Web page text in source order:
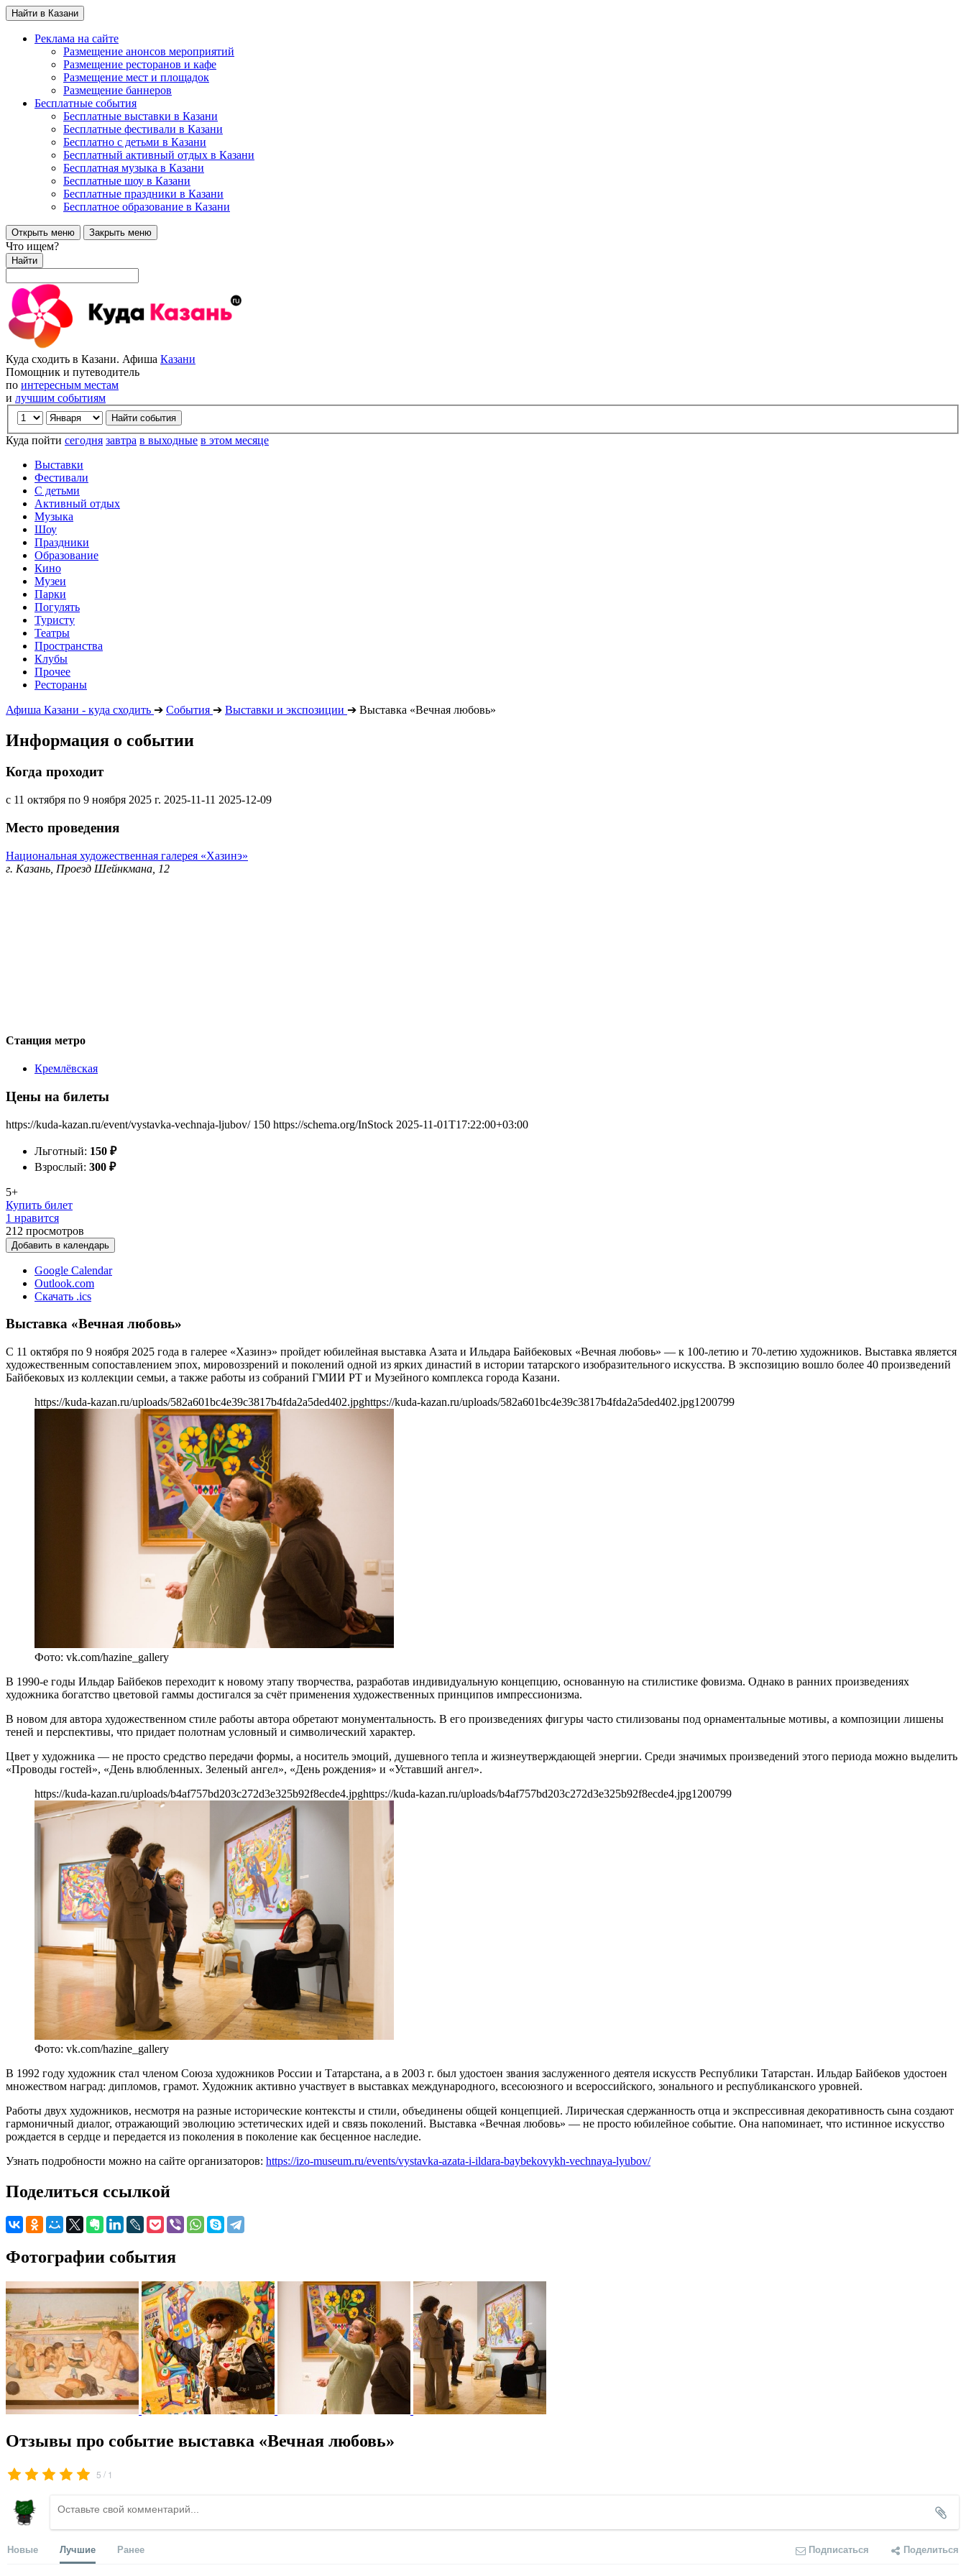
Найти в Казани
Реклама на сайте
Размещение анонсов мероприятий
Размещение ресторанов и кафе
Размещение мест и площадок
Размещение баннеров
Бесплатные события
Бесплатные выставки в Казани
Бесплатные фестивали в Казани
Бесплатно с детьми в Казани
Бесплатный активный отдых в Казани
Бесплатная музыка в Казани
Бесплатные шоу в Казани
Бесплатные праздники в Казани
Бесплатное образование в Казани
Открыть меню Закрыть меню
Что ищем?
Найти
Куда сходить в Казани. Афиша Казани
Помощник и путеводитель
по интересным местам
и лучшим событиям
Куда пойти сегодня завтра в выходные в этом месяце
Выставки
Фестивали
С детьми
Активный отдых
Музыка
Шоу
Праздники
Образование
Кино
Музеи
Парки
Погулять
Туристу
Театры
Пространства
Клубы
Прочее
Рестораны
Афиша Казани - куда сходить ➔ События ➔ Выставки и экспозиции ➔ Выставка «Вечная любовь»
Информация о событии
Когда проходит
с 11 октября по 9 ноября 2025 г. 2025-11-11 2025-12-09
Место проведения
Национальная художественная галерея «Хазинэ»
г. Казань, Проезд Шейнкмана, 12
Станция метро
Кремлёвская
Цены на билеты
https://kuda-kazan.ru/event/vystavka-vechnaja-ljubov/ 150 https://schema.org/InStock 2025-11-01T17:22:00+03:00
Льготный: 150 ₽
Взрослый: 300 ₽
5+
Купить билет
1 нравится
212 просмотров
Добавить в календарь
Google Calendar
Outlook.com
Скачать .ics
Выставка «Вечная любовь»
С 11 октября по 9 ноября 2025 года в галерее «Хазинэ» пройдет юбилейная выставка Азата и Ильдара Байбековых «Вечная любовь» — к 100-летию и 70-летию художников. Выставка является
художественным сопоставлением эпох, мировоззрений и поколений одной из ярких династий в истории татарского изобразительного искусства. В экспозицию вошло более 40 произведений
Байбековых из коллекции семьи, а также работы из собраний ГМИИ РТ и Музейного комплекса города Казани.
https://kuda-kazan.ru/uploads/582a601bc4e39c3817b4fda2a5ded402.jpghttps://kuda-kazan.ru/uploads/582a601bc4e39c3817b4fda2a5ded402.jpg1200799
Фото: vk.com/hazine_gallery
В 1990-е годы Ильдар Байбеков переходит к новому этапу творчества, разработав индивидуальную концепцию, основанную на стилистике фовизма. Однако в ранних произведениях
художника богатство цветовой гаммы достигался за счёт применения художественных принципов импрессионизма.
В новом для автора художественном стиле работы автора обретают монументальность. В его произведениях фигуры часто стилизованы под орнаментальные мотивы, а композиции лишены
теней и перспективы, что придает полотнам условный и символический характер.
Цвет у художника — не просто средство передачи формы, а носитель эмоций, душевного тепла и жизнеутверждающей энергии. Среди значимых произведений этого периода можно выделить
«Проводы гостей», «День влюбленных. Зеленый ангел», «День рождения» и «Уставший ангел».
https://kuda-kazan.ru/uploads/b4af757bd203c272d3e325b92f8ecde4.jpghttps://kuda-kazan.ru/uploads/b4af757bd203c272d3e325b92f8ecde4.jpg1200799
Фото: vk.com/hazine_gallery
В 1992 году художник стал членом Союза художников России и Татарстана, а в 2003 г. был удостоен звания заслуженного деятеля искусств Республики Татарстан. Ильдар Байбеков удостоен
множеством наград: дипломов, грамот. Художник активно участвует в выставках международного, всесоюзного и всероссийского, зонального и республиканского уровней.
Работы двух художников, несмотря на разные исторические контексты и стили, объединены общей концепцией. Лирическая сдержанность отца и экспрессивная декоративность сына создают
гармоничный диалог, отражающий эволюцию эстетических идей и связь поколений. Выставка «Вечная любовь» — не просто юбилейное событие. Она напоминает, что истинное искусство
рождается в сердце и передается из поколения в поколение как бесценное наследие.
Узнать подробности можно на сайте организаторов: https://izo-museum.ru/events/vystavka-azata-i-ildara-baybekovykh-vechnaya-lyubov/
Поделиться ссылкой
Фотографии события
Отзывы про событие выставка «Вечная любовь»
5 / 1
Новые Лучшие Ранее Подписаться Поделиться